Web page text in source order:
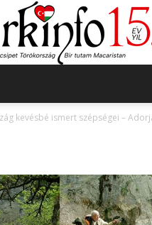
kevésbé ismert szépségei –